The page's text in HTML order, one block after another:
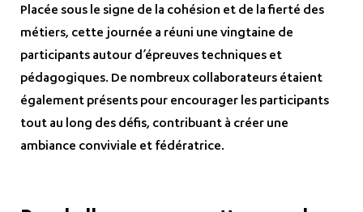
Placée sous le signe de la cohésion et de la fierté des
métiers, cette journée a réuni une vingtaine de
participants autour d’épreuves techniques et
pédagogiques. De nombreux collaborateurs étaient
également présents pour encourager les participants
tout au long des défis, contribuant à créer une
ambiance conviviale et fédératrice.